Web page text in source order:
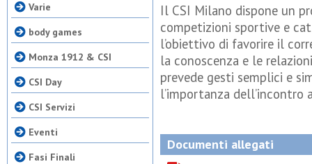
Varie
body games
Monza 1912 & CSI
CSI Day
CSI Servizi
Eventi
Fasi Finali
Il CSI Milano dispone un
competizioni sportive e
l’obiettivo di favorire il
la conoscenza e le
prevede gesti semplici e
l’importanza
Documenti allegati